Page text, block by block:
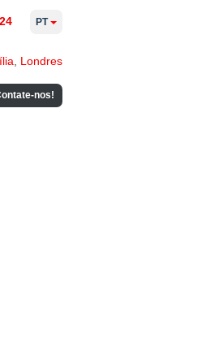
Londres
nos!
24 PT